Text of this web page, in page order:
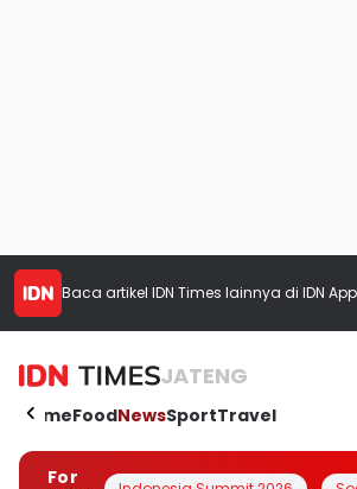
Baca artikel IDN Times lainnya di IDN App
JATENG
HomeFoodNewsSportTravel
For